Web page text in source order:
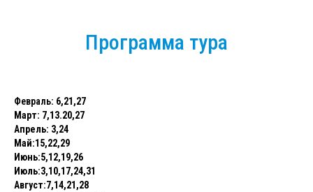
Программа тура
Февраль: 6,21,27
Март: 7,13.20,27
Апрель: 3,24
Май:15,22,29
Июнь:5,12,19,26
Июль:3,10,17,24,31
Август:7,14,21,28